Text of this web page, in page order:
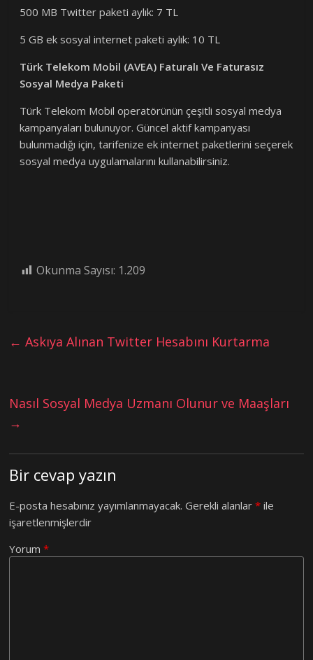
500 MB Twitter paketi aylık: 7 TL
5 GB ek sosyal internet paketi aylık: 10 TL
Türk Telekom Mobil (AVEA) Faturalı Ve Faturasız
Sosyal Medya Paketi
Türk Telekom Mobil operatörünün çeşitli sosyal medya
kampanyaları bulunuyor. Güncel aktif kampanyası
bulunmadığı için, tarifenize ek internet paketlerini seçerek
sosyal medya uygulamalarını kullanabilirsiniz.
Okunma Sayısı: 1.209
← Askıya Alınan Twitter Hesabını Kurtarma
Nasıl Sosyal Medya Uzmanı Olunur ve Maaşları
→
Bir cevap yazın
E-posta hesabınız yayımlanmayacak. Gerekli alanlar* ile
işaretlenmişlerdir
Yorum*